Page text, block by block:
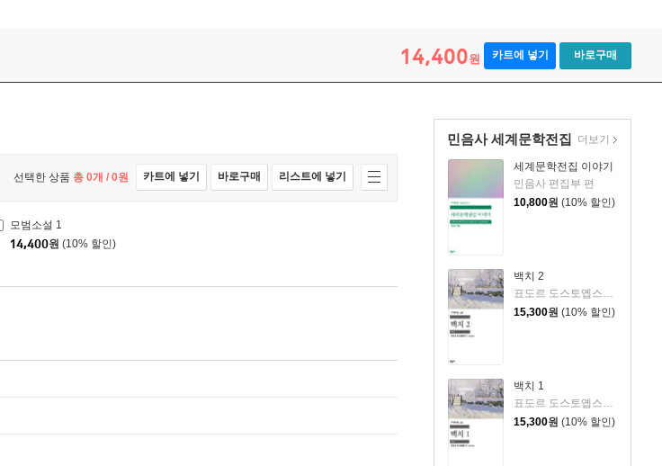
14,400원 카트에 넣기 바로구매
민음사 세계문학전집
세계문학전집 이야기
민음사 편집부 편
10,800원 (10% 할인)
백치 2
표도르 도스토옙스키 저/김연경 역
15,300원 (10% 할인)
백치 1
표도르 도스토옙스키 저/김연경 역
15,300원 (10% 할인)
더보기
선택한 상품 총 0개 / 0원 카트에 넣기 바로구매 리스트에 넣기
모범소설 1
14,400원 (10% 할인)